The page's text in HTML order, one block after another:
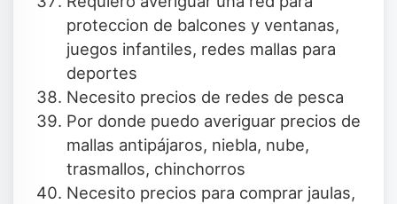
proteccion de balcones y ventanas,
juegos infantiles, redes mallas para
deportes
Necesito precios de redes de pesca
Por donde puedo averiguar precios de
mallas antipájaros, niebla, nube,
trasmallos, chinchorros
Necesito precios para comprar jaulas,